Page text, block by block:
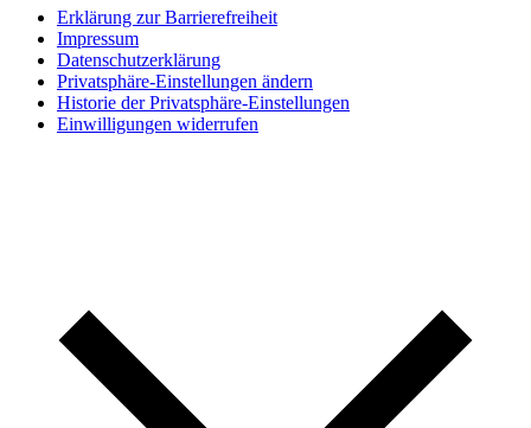
Erklärung zur Barrierefreiheit
Impressum
Datenschutzerklärung
Privatsphäre-Einstellungen ändern
Historie der Privatsphäre-Einstellungen
Einwilligungen widerrufen